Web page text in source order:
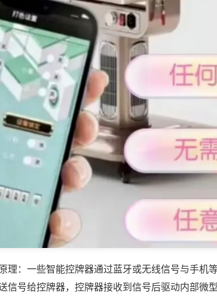
理：一些智能控牌器通过蓝牙或无线信号与手机
信号给控牌器，控牌器接收到信号后驱动内部微